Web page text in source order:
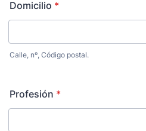
Domicilio *
Calle, nº, Código postal.
Profesión *